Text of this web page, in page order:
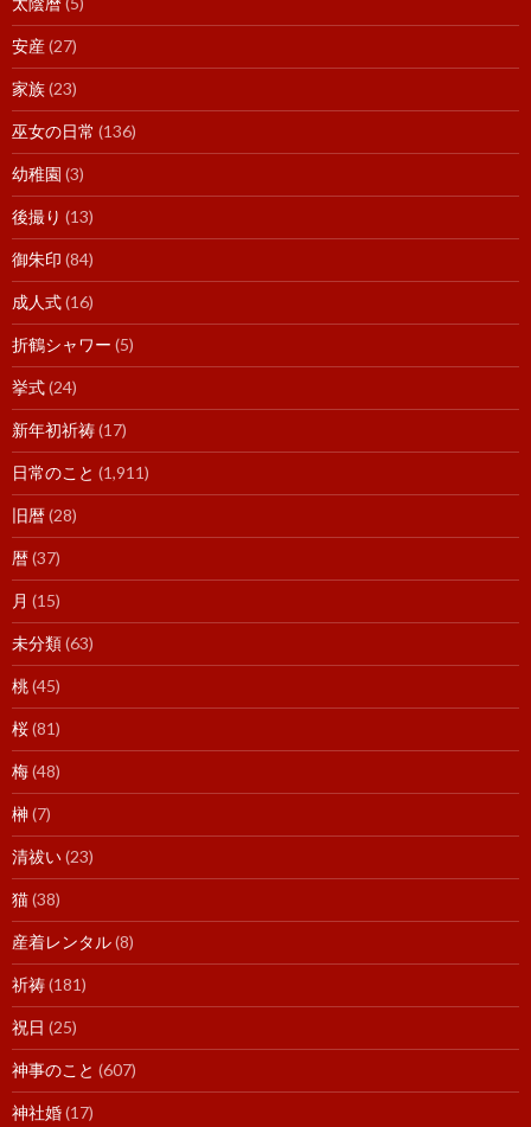
安産(27)
家族(23)
巫女の日常 (136)
幼稚園 (3)
後撮り (13)
御朱印 (84)
成人式(16)
折鶴シャワー (5)
挙式(24)
新年初祈祷(17)
日常のこと (1,911)
旧暦(28)
暦(37)
月 (15)
未分類(63)
桃(45)
桜(81)
梅(48)
榊(7)
清祓い(23)
猫(38)
産着レンタル(8)
祈祷(181)
祝日 (25)
神事のこと (607)
神社婚(17)